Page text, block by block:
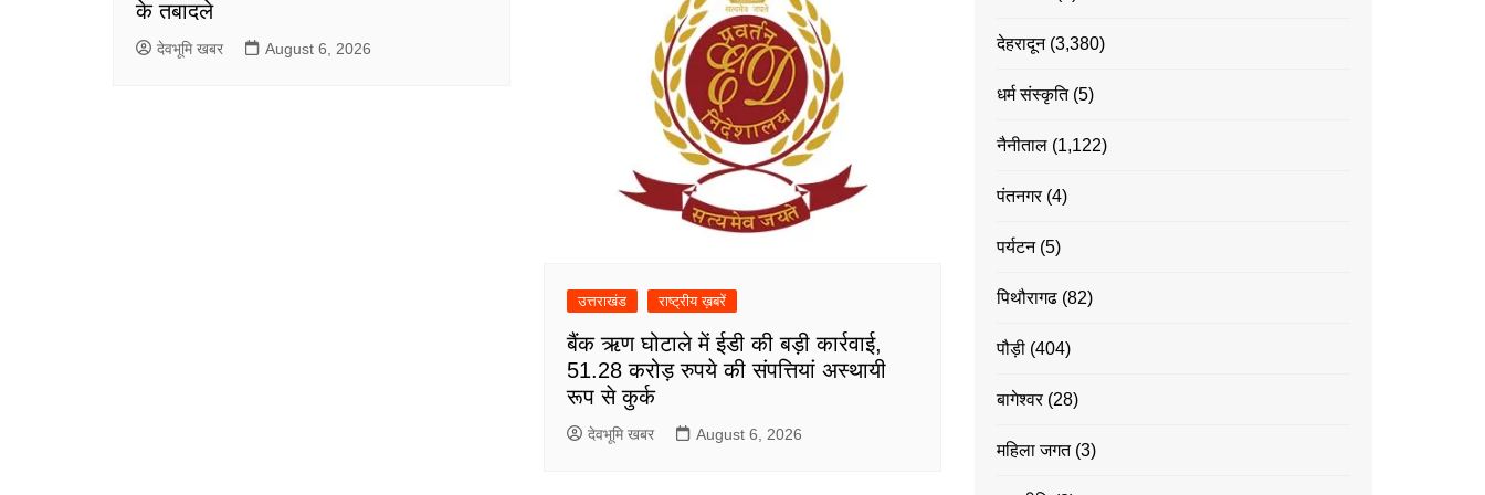
के तबादले
देवभूमि खबर August 6, 2026
उत्तराखंड राष्ट्रीय ख़बरें
बैंक ऋण घोटाले में ईडी की बड़ी कार्रवाई,
51.28 करोड़ रुपये की संपत्तियां अस्थायी
रूप से कुर्क
देवभूमि खबर August 6, 2026
देहरादून(3,380)
धर्म संस्कृति(5)
नैनीताल (1,122)
पंतनगर(4)
पर्यटन(5)
पिथौरागढ (82)
पौड़ी (404)
बागेश्वर(28)
महिला जगत(3)